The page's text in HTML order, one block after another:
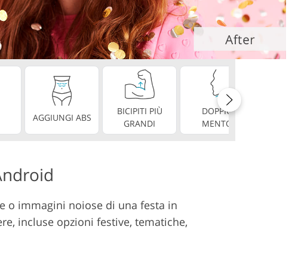
video
AGGIUNGI ABS
BICIPITI PIÙ
GRANDI
DOPPIO
MENTO
o immagini noiose di una festa in
incluse opzioni festive, tematiche,